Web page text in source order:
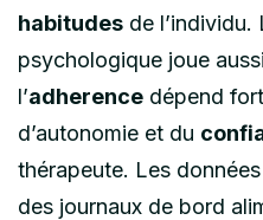
habitudes de l’individu.
psychologique joue
l’adherence dépend
d’autonomie et du
thérapeute. Les
des journaux de bord